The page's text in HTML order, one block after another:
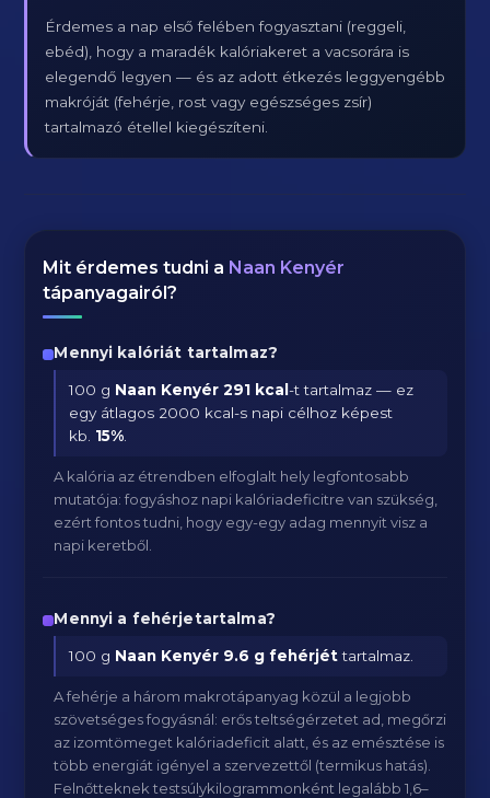
Érdemes a nap első felében fogyasztani (reggeli,
ebéd), hogy a maradék kalóriakeret a vacsorára is
elegendő legyen — és az adott étkezés leggyengébb
makróját (fehérje, rost vagy egészséges zsír)
tartalmazó étellel kiegészíteni.
Mit érdemes tudni a Naan Kenyér
tápanyagairól?
Mennyi kalóriát tartalmaz?
100 g Naan Kenyér 291 kcal-t tartalmaz — ez
egy átlagos 2000 kcal-s napi célhoz képest
kb. 15%
A kalória az étrendben elfoglalt hely legfontosabb
mutatója: fogyáshoz napi kalóriadeficitre van szükség,
ezért fontos tudni, hogy egy-egy adag mennyit visz a
napi keretből.
Mennyi a fehérjetartalma?
100 g Naan Kenyér 9.6 g fehérjéttartalmaz.
A fehérje a három makrotápanyag közül a legjobb
szövetséges fogyásnál: erős teltségérzetet ad, megőrzi
az izomtömeget kalóriadeficit alatt, és az emésztése is
több energiát igényel a szervezettől (termikus hatás).
Felnőtteknek testsúlykilogrammonként legalább 1,6–